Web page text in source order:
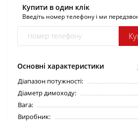
Основні характеристики
Діапазон потужності:
Діаметр димоходу:
Вага:
Виробник:
Купити в один клік
Введіть номер телефону і ми